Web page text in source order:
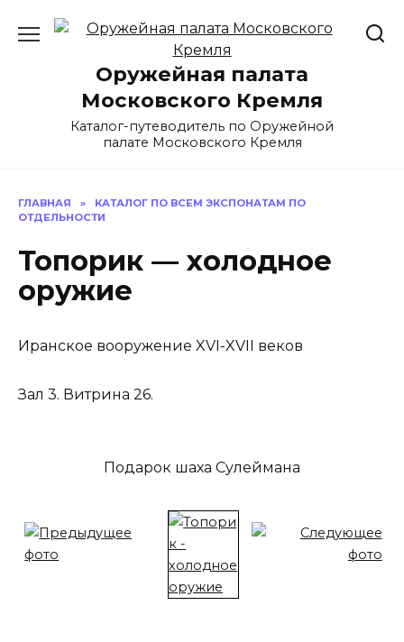
Оружейная палата
Московского Кремля
Каталог-путеводитель по Оружейной
палате Московского Кремля
ГЛАВНАЯ »
КАТАЛОГ ПО ВСЕМ ЭКСПОНАТАМ ПО
ОТДЕЛЬНОСТИ
Топорик — холодное
оружие
Иранское вооружение XVI-XVII веков
Зал 3. Витрина 26.
Подарок шаха Сулеймана